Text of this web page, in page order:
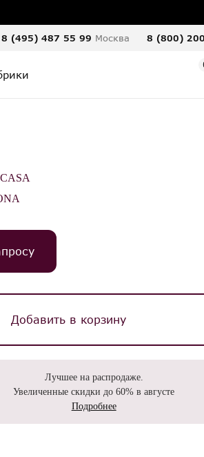
8 (495) 487 55 99 Москва 8 (800)
Добавить в корзину
Лучшее на распродаже.
Увеличенные скидки до 60% в августе
Подробнее